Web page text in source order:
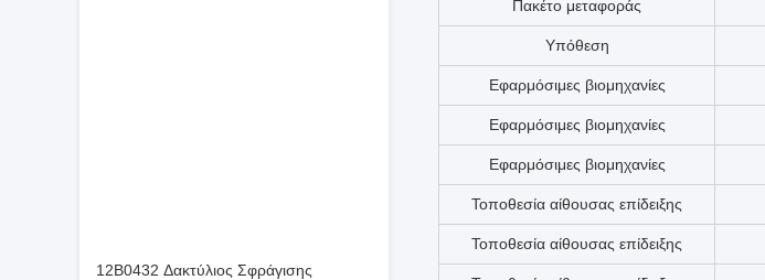
12B0432 Δακτύλιος Σφράγισης
Ναυτιλία
Εγγύηση
Πακέτο μεταφοράς
Υπόθεση
Εφαρμόσιμες βιομηχανίες
Εφαρμόσιμες βιομηχανίες
Εφαρμόσιμες βιομηχανίες